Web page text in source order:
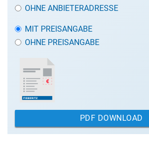
OHNE ANBIETERADRESSE
MIT PREISANGABE
OHNE PREISANGABE
PDF DOWNLOAD